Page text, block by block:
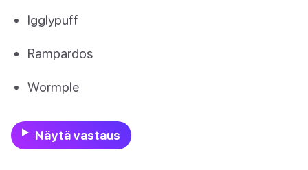
Igglypuff
Rampardos
Wormple
Näytä vastaus